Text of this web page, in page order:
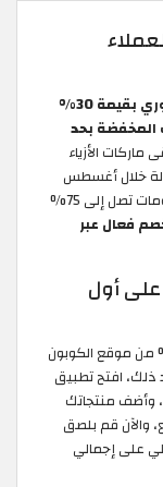
خصم ستايلي 2026 للعملاء
تخفيض فوري بقيمة 30%
+ 15% للمنتجات المخفضة بحد
ماركات الأزياء
خلال أغسطس
2026 100% للعملاء الجدد فقط. استمتع بخصومات تصل إلى 75%
فعال عبر
أول
أقوى كود خصم ستايلي فعال 100% من موقع الكوبون
ذلك، افتح تطبيق
وأضف منتجاتك
والآن قم بلصق
على إجمالي